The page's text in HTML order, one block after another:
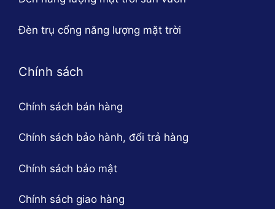
Đèn trụ cổng năng lượng mặt trời
Chính sách
Chính sách bán hàng
Chính sách bảo hành, đổi trả hàng
Chính sách bảo mật
Chính sách giao hàng